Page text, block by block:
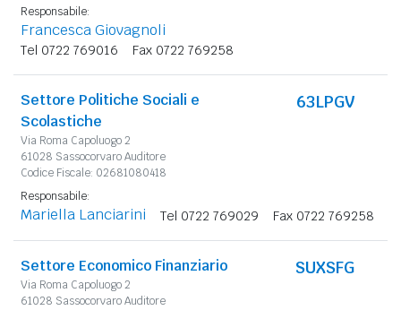
Responsabile:
Francesca Giovagnoli
Tel 0722 769016 Fax 0722 769258
Settore Politiche Sociali e
Scolastiche
Via Roma Capoluogo 2
61028 Sassocorvaro Auditore
Codice Fiscale: 02681080418
63LPGV
Responsabile:
Mariella Lanciarini Tel 0722 769029 Fax 0722 769258
Settore Economico Finanziario
Via Roma Capoluogo 2
61028 Sassocorvaro Auditore
SUXSFG